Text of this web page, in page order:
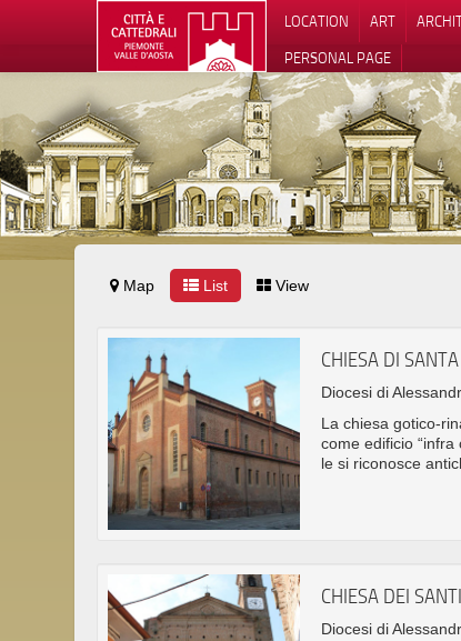
LOCATION ART
PERSONAL PAGE
Map List View
CHIESA DI
Diocesi di
La chiesa gotico-
come edificio
le si riconosce
CHIESA DEI
Diocesi di